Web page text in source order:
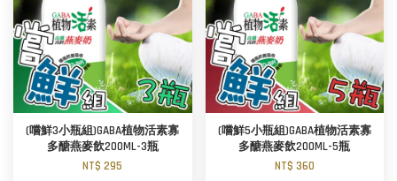
(嚐鮮3小瓶組)GABA植物活素寡
多醣燕麥飲200ML-3瓶
NT$ 295
(嚐鮮5小瓶組)GABA植物活素寡
多醣燕麥飲200ML-5瓶
NT$ 360